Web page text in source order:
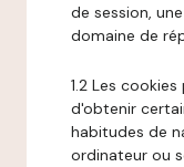
de session,
domaine de
1.2 Les
d'obtenir
habitudes de
ordinateur ou